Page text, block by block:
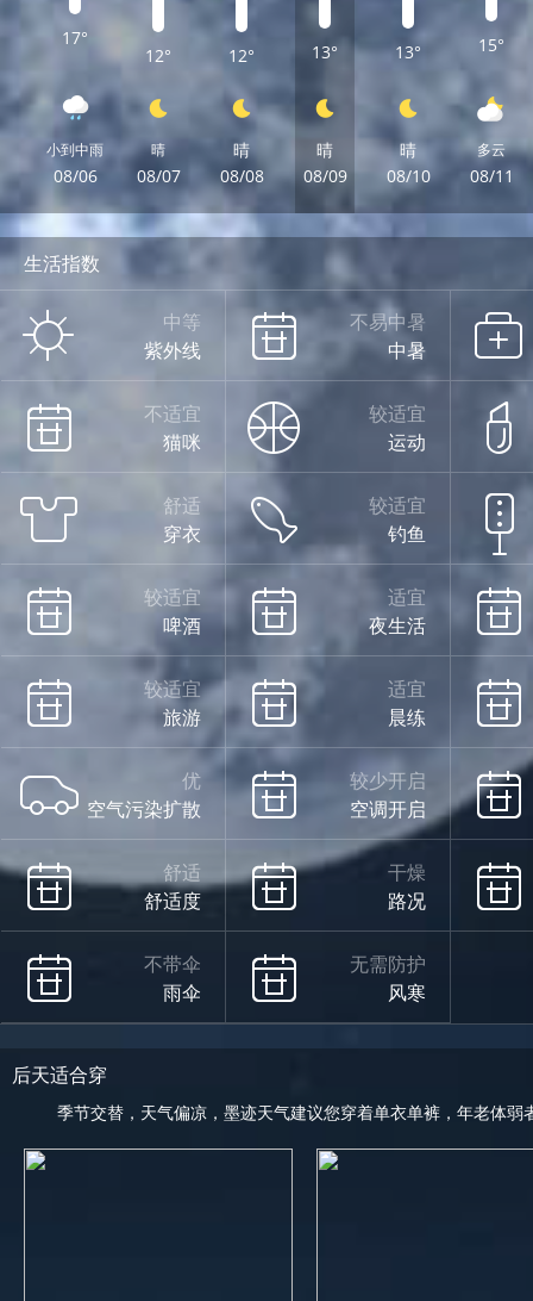
17°
小到中雨
08/06
12°
晴
08/07
12°
晴
08/08
13°
晴
08/09
13°
晴
08/10
15°
多云
08/11
生活指数
中等
紫外线
不易中暑
中暑
不适宜
猫咪
较适宜
运动
舒适
穿衣
较适宜
钓鱼
较适宜
啤酒
适宜
夜生活
较适宜
旅游
适宜
晨练
优
空气污染扩散
较少开启
空调开启
舒适
舒适度
干燥
路况
不带伞
雨伞
无需防护
风寒
后天适合穿
季节交替，天气偏凉，墨迹天气建议您穿着单衣单裤，年老体